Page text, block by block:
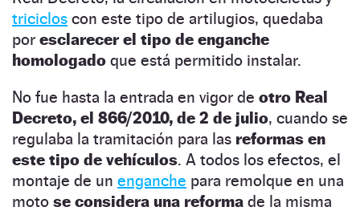
triciclos con este tipo de artilugios, quedaba
por esclarecer el tipo de enganche
homologado que está permitido instalar.
No fue hasta la entrada en vigor de otro Real
Decreto, el 866/2010, de 2 de julio, cuando se
regulaba la tramitación para las reformas en
este tipo de vehículos. A todos los efectos, el
montaje de un enganche para remolque en una
moto se considera una reforma de la misma